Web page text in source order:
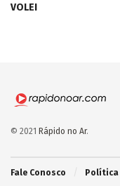
VOLEI
© 2021 Rápido no Ar.
Fale Conosco Política